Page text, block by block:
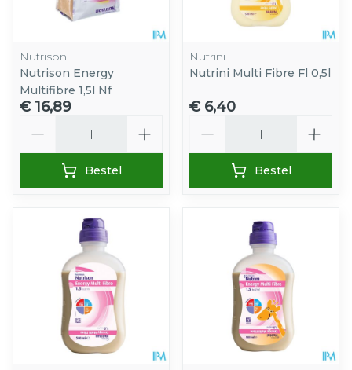
Nutrison
Nutrison Energy
Multifibre 1,5l Nf
€ 16,89
Bestel
Nutrini
Nutrini Multi Fibre Fl 0,5l
€ 6,40
Bestel